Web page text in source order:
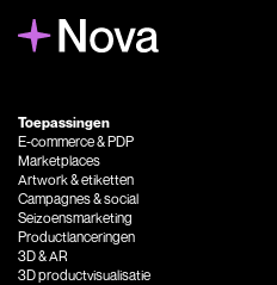
Toepassingen
E-commerce & PDP
Marketplaces
Artwork & etiketten
Campagnes & social
Seizoensmarketing
Productlanceringen
3D & AR
3D productvisualisatie